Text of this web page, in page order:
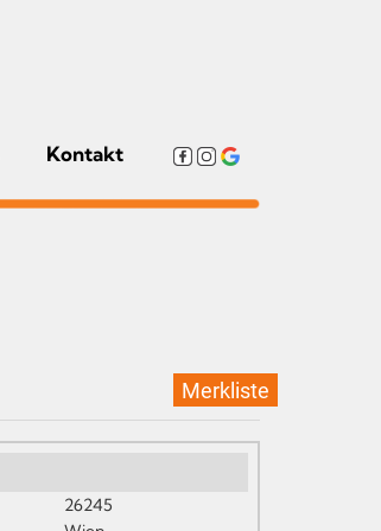
Kontakt
Merkliste
26245